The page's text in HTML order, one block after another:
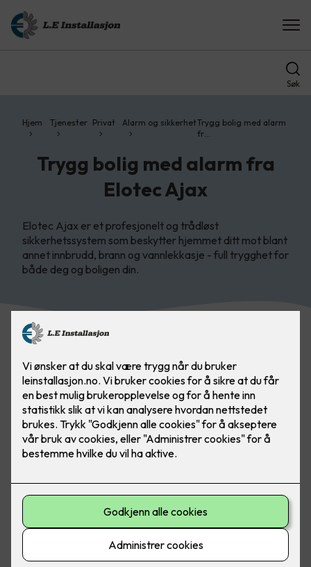
Søk
Hjem Tjenester Privat Alarm og sikkerhetTrygg bolig med alarm
fr…
Trygg bolig med alarm fra
Elotec Ajax
Elotec Ajax er et profesjonelt og trådløst
sikkerhetssystem som beskytter hjemmet ditt mot blant
annet innbrudd, brann og vannlekkasje - full trygghet for
både deg og boligen din.
Teknologi fra Elotec redder liv
Elotec Ajax er et profesjonelt og trådløst sikkerhetssystem
som beskytter hjemmet ditt mot blant annet innbrudd, brann
og vannlekkasje - full trygghet for både deg og boligen din.